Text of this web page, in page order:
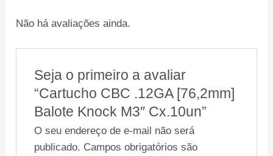
Não há avaliações ainda.
Seja o primeiro a avaliar
“Cartucho CBC .12GA [76,2mm]
Balote Knock M3″ Cx.10un”
O seu endereço de e-mail não será
publicado. Campos obrigatórios são